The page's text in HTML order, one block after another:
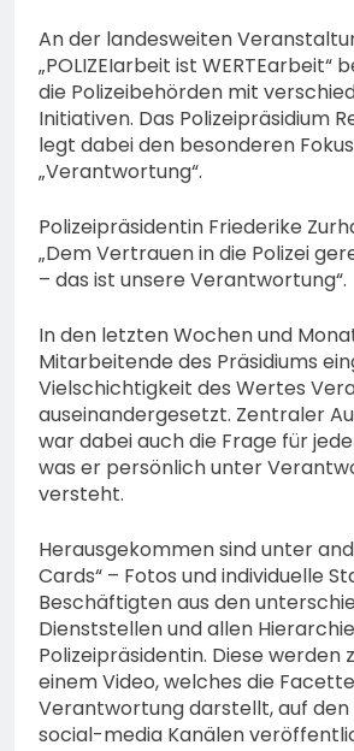
An der landesweiten
„POLIZEIarbeit ist WERTEarbeit“
die Polizeibehörden mit
Initiativen. Das Polizeipräsidium
legt dabei den besonderen
„Verantwortung“.
Polizeipräsidentin Friederike
„Dem Vertrauen in die Polizei
– das ist unsere Verantwortung“.
In den letzten Wochen und
Mitarbeitende des Präsidiums
Vielschichtigkeit des Wertes
auseinandergesetzt. Zentraler
war dabei auch die Frage für
was er persönlich unter
versteht.
Herausgekommen sind unter
Cards“ – Fotos und individuelle
Beschäftigten aus den
Dienststellen und allen
Polizeipräsidentin. Diese werden
einem Video, welches die
Verantwortung darstellt, auf den
social-media Kanälen